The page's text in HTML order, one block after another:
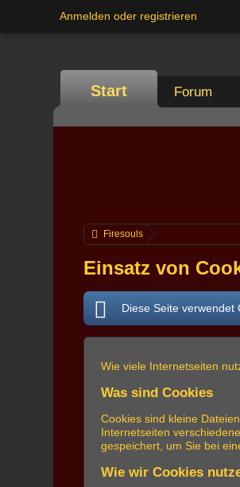
Anmelden oder registrieren
Start Forum
Firesouls
Einsatz von
Diese Seite
Wie viele Internetseiten
Was sind Cookies
Cookies sind kleine
Internetseiten
gespeichert, um Sie bei
Wie wir Cookies